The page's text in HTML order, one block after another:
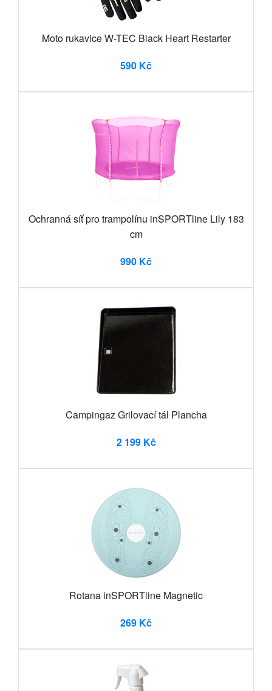
Moto rukavice W-TEC Black Heart Restarter
590 Kč
Ochranná síť pro trampolínu inSPORTline Lily 183
cm
990 Kč
Campingaz Grilovací tál Plancha
2 199 Kč
Rotana inSPORTline Magnetic
269 Kč